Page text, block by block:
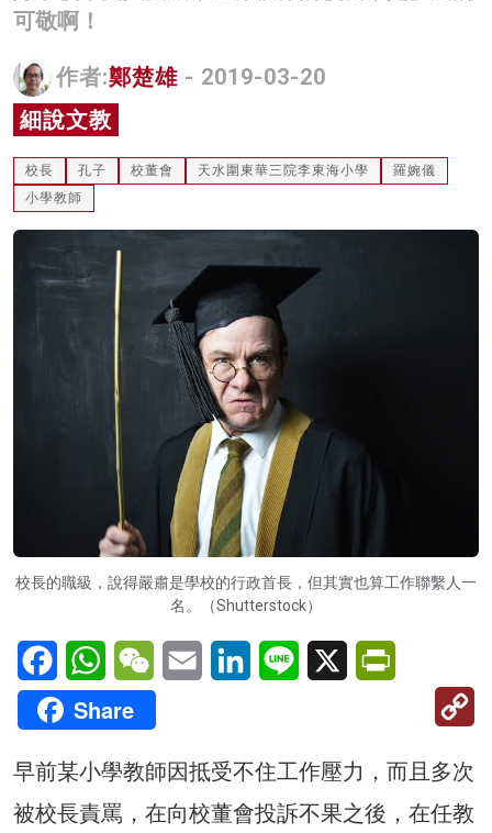
影片
灼見活動
可敬啊！
作者:鄭楚雄 - 2019-03-20
細說文教
校長 孔子 校董會 天水圍東華三院李東海小學
羅婉儀
小學教師
校長的職級，說得嚴肅是學校的行政首長，但其實也算工作聯繫人一
名。（Shutterstock）
FacebookWhatsAppWeChatEmail LinkedInLine X
Share
早前某小學教師因抵受不住工作壓力，而且多次
被校長責罵，在向校董會投訴不果之後，在任教